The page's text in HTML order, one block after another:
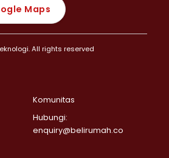
Maps
All rights reserved
Komunitas
Hubungi:
enquiry@belirumah.co